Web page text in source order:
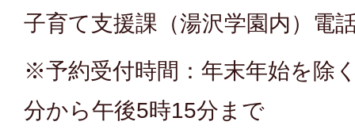
子育て支援課（湯沢学園内）電
※予約受付時間：年末年始を除
分から午後5時15分まで